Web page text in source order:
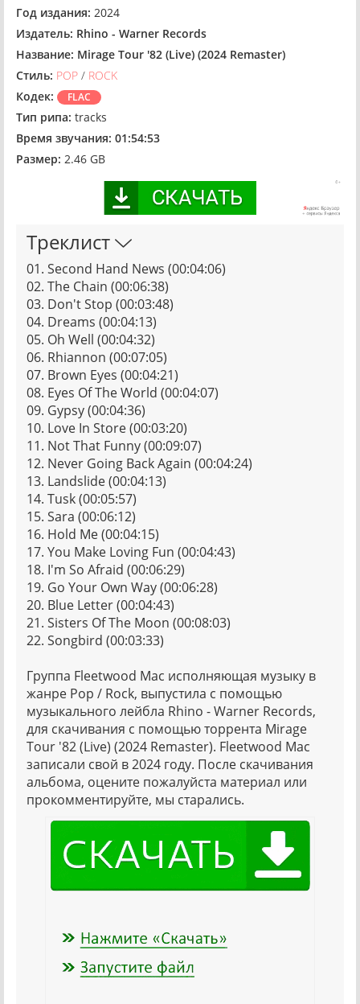
Год издания: 2024
Издатель: Rhino - Warner Records
Название: Mirage Tour '82 (Live) (2024 Remaster)
Стиль: POP / ROCK
Кодек:
FLAC
Тип рипа: tracks
Время звучания: 01:54:53
Размер: 2.46 GB
Треклист
01. Second Hand News (00:04:06)
02. The Chain (00:06:38)
03. Don't Stop (00:03:48)
04. Dreams (00:04:13)
05. Oh Well (00:04:32)
06. Rhiannon (00:07:05)
07. Brown Eyes (00:04:21)
08. Eyes Of The World (00:04:07)
09. Gypsy (00:04:36)
10. Love In Store (00:03:20)
11. Not That Funny (00:09:07)
12. Never Going Back Again (00:04:24)
13. Landslide (00:04:13)
14. Tusk (00:05:57)
15. Sara (00:06:12)
16. Hold Me (00:04:15)
17. You Make Loving Fun (00:04:43)
18. I'm So Afraid (00:06:29)
19. Go Your Own Way (00:06:28)
20. Blue Letter (00:04:43)
21. Sisters Of The Moon (00:08:03)
22. Songbird (00:03:33)
Группа Fleetwood Mac исполняющая музыку в
жанре Pop / Rock, выпустила с помощью
музыкального лейбла Rhino - Warner Records,
для скачивания с помощью торрента Mirage
Tour '82 (Live) (2024 Remaster). Fleetwood Mac
записали свой в 2024 году. После скачивания
альбома, оцените пожалуйста материал или
прокомментируйте, мы старались.